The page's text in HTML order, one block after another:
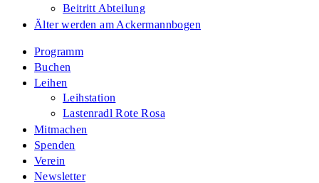
Beitritt Abteilung
Älter werden am Ackermannbogen
Programm
Buchen
Leihen
Leihstation
Lastenradl Rote Rosa
Mitmachen
Spenden
Verein
Newsletter